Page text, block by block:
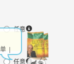
任意
任意
|